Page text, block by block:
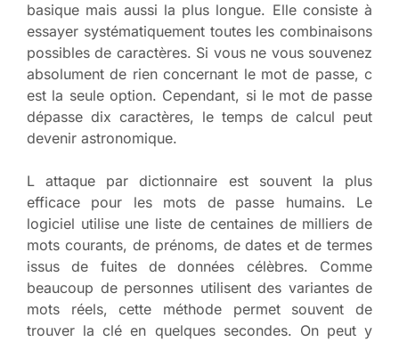
basique mais aussi la plus longue. Elle consiste à
essayer systématiquement toutes les combinaisons
possibles de caractères. Si vous ne vous souvenez
absolument de rien concernant le mot de passe, c
est la seule option. Cependant, si le mot de passe
dépasse dix caractères, le temps de calcul peut
devenir astronomique.
L attaque par dictionnaire est souvent la plus
efficace pour les mots de passe humains. Le
logiciel utilise une liste de centaines de milliers de
mots courants, de prénoms, de dates et de termes
issus de fuites de données célèbres. Comme
beaucoup de personnes utilisent des variantes de
mots réels, cette méthode permet souvent de
trouver la clé en quelques secondes. On peut y